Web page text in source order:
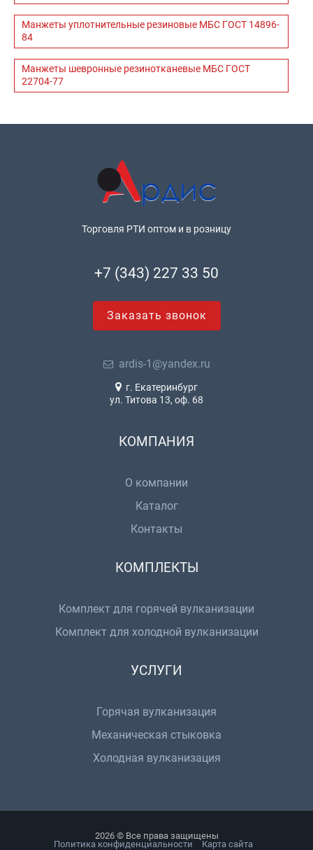
Манжеты уплотнительные резиновые МБС ГОСТ 14896-
84
Манжеты шевронные резинотканевые МБС ГОСТ
22704-77
Торговля РТИ оптом и в розницу
+7 (343) 227 33 50
Заказать звонок
ardis-1@yandex.ru
г. Екатеринбург
ул. Титова 13, оф. 68
КОМПАНИЯ
О компании
Каталог
Контакты
КОМПЛЕКТЫ
Комплект для горячей вулканизации
Комплект для холодной вулканизации
УСЛУГИ
Горячая вулканизация
Механическая стыковка
Холодная вулканизация
2026 © Все права защищены
Политика конфиденциальности
Карта сайта